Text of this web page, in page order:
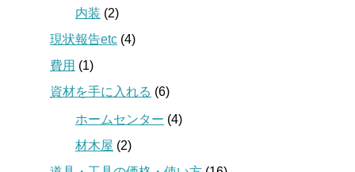
内装 (2)
現状報告etc (4)
費用 (1)
資材を手に入れる (6)
ホームセンター (4)
材木屋 (2)